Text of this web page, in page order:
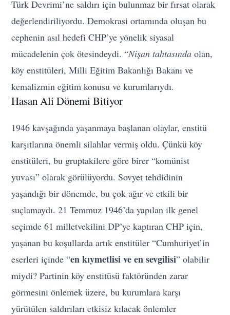
Türk Devrimi’ne saldırı için bulunmaz bir fırsat olarak
değerlendiriliyordu. Demokrasi ortamında oluşan bu
cephenin asıl hedefi CHP’ye yönelik siyasal
mücadelenin çok ötesindeydi. “Nişan tahtasında olan,
köy enstitüleri, Milli Eğitim Bakanlığı Bakanı ve
kemalizmin eğitim konusu ve kurumlarıydı.
Hasan Ali Dönemi Bitiyor
1946 kavşağında yaşanmaya başlanan olaylar, enstitü
karşıtlarına önemli silahlar vermiş oldu. Çünkü köy
enstitüleri, bu gruptakilere göre birer “komünist
yuvası” olarak görülüyordu. Sovyet tehdidinin
yaşandığı bir dönemde, bu çok ağır ve etkili bir
suçlamaydı. 21 Temmuz 1946’da yapılan ilk genel
seçimde 61 milletvekilini DP’ye kaptıran CHP için,
yaşanan bu koşullarda artık enstitüler “Cumhuriyet’in
eserleri içinde “en kıymetlisi ve en sevgilisi” olabilir
miydi? Partinin köy enstitüsü faktöründen zarar
görmesini önlemek üzere, bu kurumlara karşı
yürütülen saldırıları etkisiz kılacak önlemler